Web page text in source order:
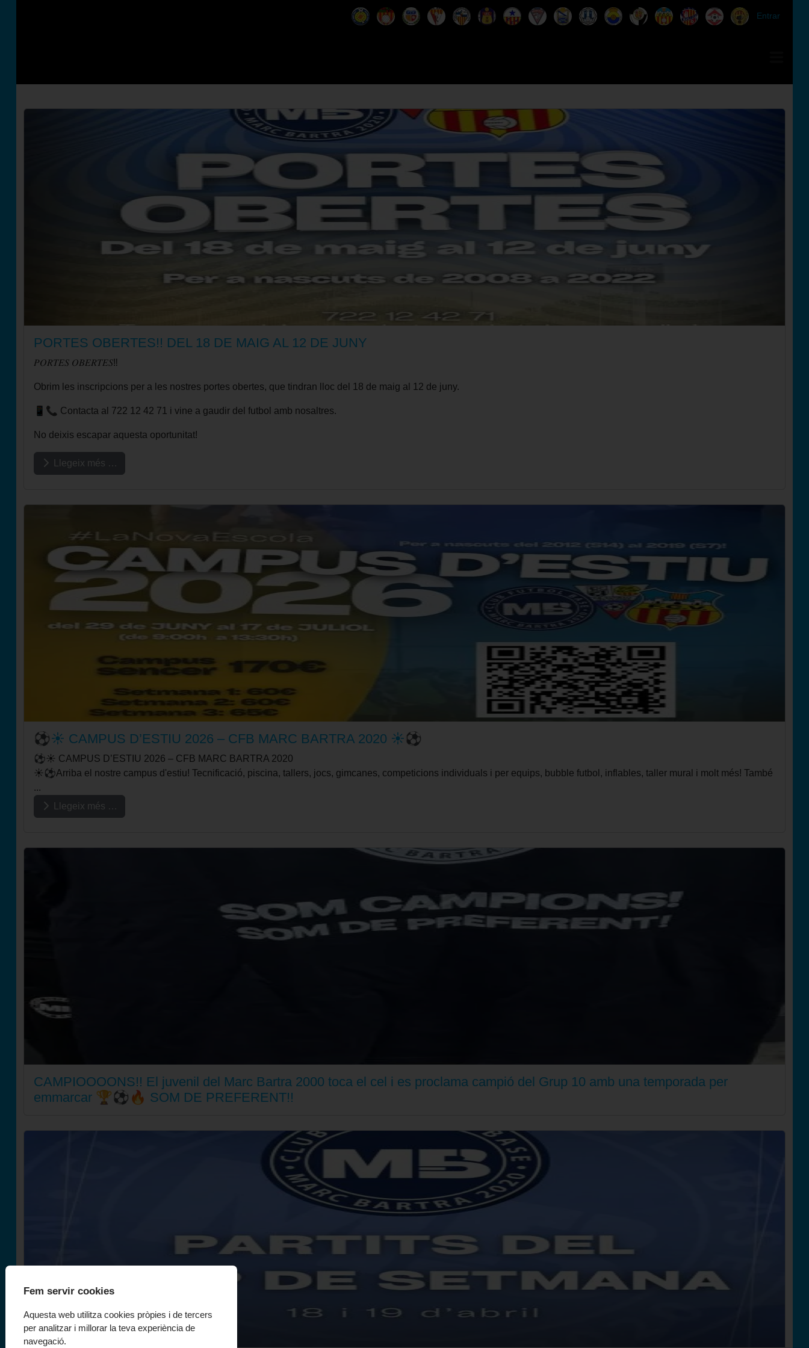
Entrar
PORTES OBERTES!! DEL 18 DE MAIG AL 12 DE JUNY
𝑃𝑂𝑅𝑇𝐸𝑆 𝑂𝐵𝐸𝑅𝑇𝐸𝑆‼️
Obrim les inscripcions per a les nostres portes obertes, que tindran lloc del 18 de maig al 12 de juny.
📱📞 Contacta al 722 12 42 71 i vine a gaudir del futbol amb nosaltres.
No deixis escapar aquesta oportunitat!
Llegeix més …
⚽☀️ CAMPUS D’ESTIU 2026 – CFB MARC BARTRA 2020 ☀️⚽
⚽☀️ CAMPUS D’ESTIU 2026 – CFB MARC BARTRA 2020
☀️⚽Arriba el nostre campus d'estiu! Tecnificació, piscina, tallers, jocs, gimcanes, competicions individuals i per equips, bubble futbol, inflables, taller mural i molt més! També
...
Llegeix més …
CAMPIOOOONS!! El juvenil del Marc Bartra 2000 toca el cel i es proclama campió del Grup 10 amb una temporada per
emmarcar 🏆⚽🔥 SOM DE PREFERENT!!
Fem servir cookies
Aquesta web utilitza cookies pròpies i de tercers
per analitzar i millorar la teva experiència de
navegació.